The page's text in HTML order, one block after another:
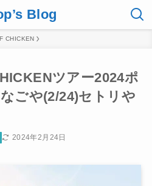
Blog
CHICKEN
ツアー2024ポ
ごや(2/24)セトリや
2024年2月24日